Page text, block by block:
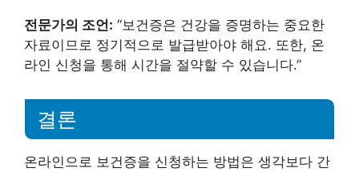
전문가의 조언: “보건증은 건강을 증명하는 중요한
자료이므로 정기적으로 발급받아야 해요. 또한, 온
라인 신청을 통해 시간을 절약할 수 있습니다.”
결론
온라인으로 보건증을 신청하는 방법은 생각보다 간